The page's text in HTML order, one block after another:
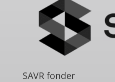
SAVR fonder